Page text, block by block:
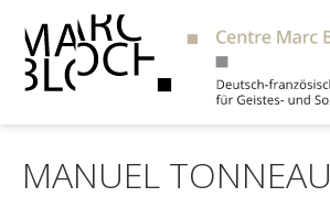
MANUEL TONNEAU